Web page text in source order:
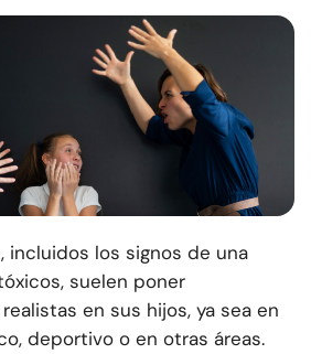
incluidos los signos de una
suelen poner
en sus hijos, ya sea en
deportivo o en otras áreas.